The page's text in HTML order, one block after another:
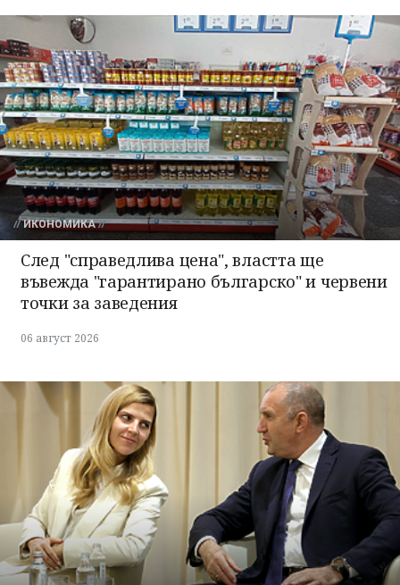
ИКОНОМИКА
След "справедлива цена", властта ще
въвежда "гарантирано българско" и червени
точки за заведения
06 август 2026